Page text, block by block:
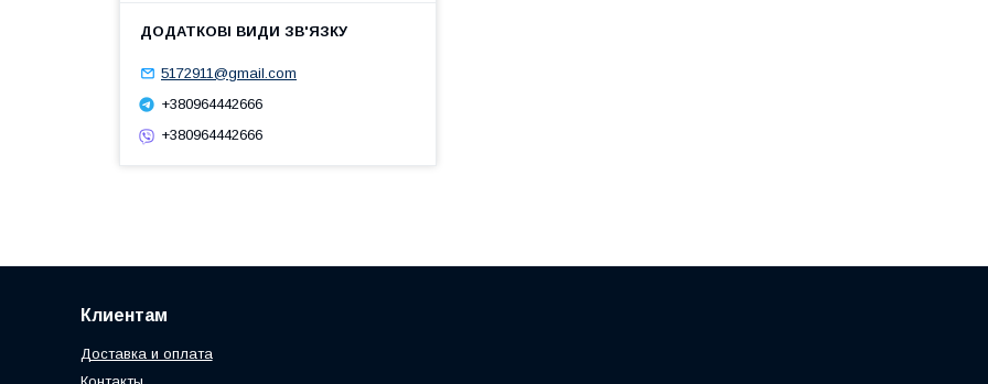
5172911@gmail.com
+380964442666
+380964442666
Клиентам
Доставка и оплата